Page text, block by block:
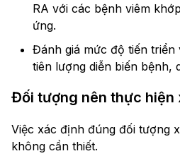
RA với các bệnh viêm
ứng.
Đánh giá mức độ tiến triển
tiên lượng diễn biến bệnh,
Đối tượng nên thực hiện
Việc xác định đúng đối tượng
không cần thiết.